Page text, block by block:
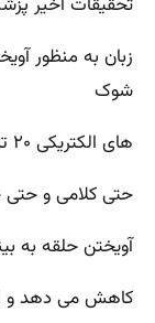
زبان به منظور
شوک
های الکتریکی ۲۰ تا ۳۰ ثانیه ای در افراد و نهایتا عوارض ذهنی و
حتی کلامی و
آویختن حلقه به
کاهش می دهد و